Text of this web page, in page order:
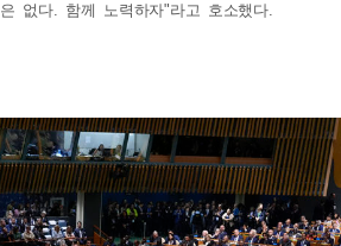
없다. 함께 노력하자"라고 호소했다.